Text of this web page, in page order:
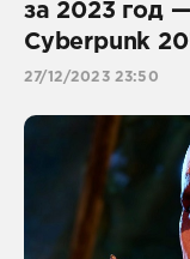
за 2023 год
Cyberpunk
27/12/2023 23:50